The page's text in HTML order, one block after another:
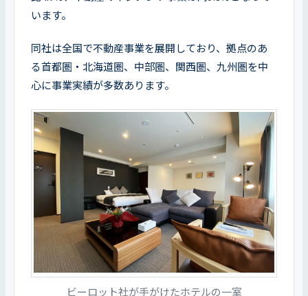
います。
同社は全国で不動産事業を展開しており、拠点のあ
る首都圏・北海道圏、中部圏、関西圏、九州圏を中
心に事業実績が多数あります。
ビーロット社が手がけたホテルの一室